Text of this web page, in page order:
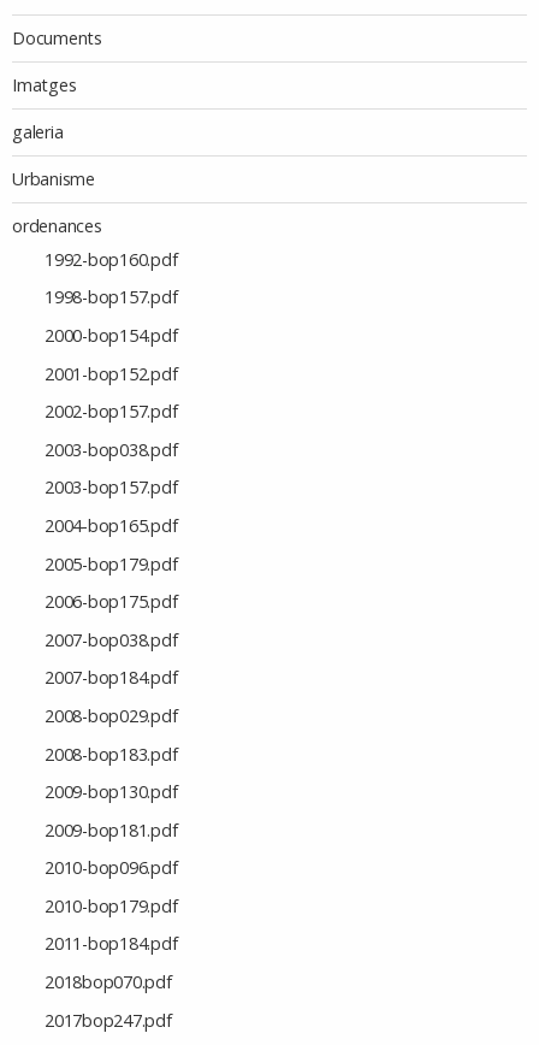
Documents
Imatges
galeria
Urbanisme
ordenances
1992-bop160.pdf
1998-bop157.pdf
2000-bop154.pdf
2001-bop152.pdf
2002-bop157.pdf
2003-bop038.pdf
2003-bop157.pdf
2004-bop165.pdf
2005-bop179.pdf
2006-bop175.pdf
2007-bop038.pdf
2007-bop184.pdf
2008-bop029.pdf
2008-bop183.pdf
2009-bop130.pdf
2009-bop181.pdf
2010-bop096.pdf
2010-bop179.pdf
2011-bop184.pdf
2018bop070.pdf
2017bop247.pdf